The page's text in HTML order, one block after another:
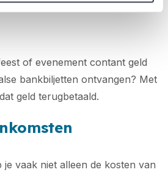
of evenement contant geld
bankbiljetten ontvangen? Met
geld terugbetaald.
vaak niet alleen de kosten van